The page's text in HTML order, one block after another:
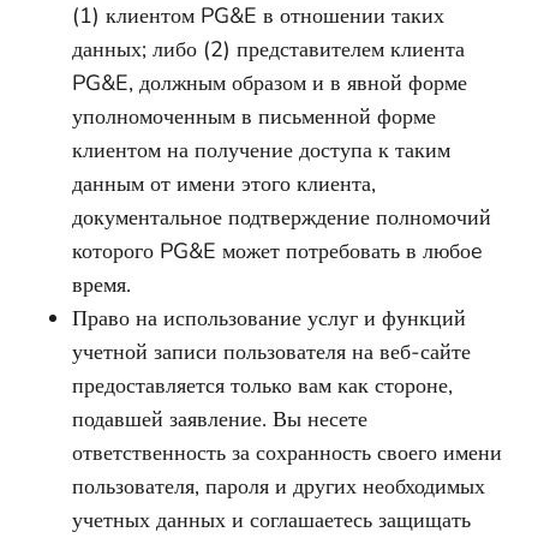
(1) клиентом PG&E в отношении таких
данных; либо (2) представителем клиента
PG&E, должным образом и в явной форме
уполномоченным в письменной форме
клиентом на получение доступа к таким
данным от имени этого клиента,
документальное подтверждение полномочий
которого PG&E может потребовать в любоe
время.
Право на использование услуг и функций
учетной записи пользователя на веб-сайте
предоставляется только вам как стороне,
подавшей заявление. Вы несете
ответственность за сохранность своего имени
пользователя, пароля и других необходимых
учетных данных и соглашаетесь защищать